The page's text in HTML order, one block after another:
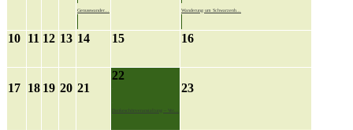
Genusswander... Wanderung um Schwarzenb...
10 11 12 13 14 15 16
17 18 19 20 21
22
Dankeschönveranstaltung – Ver...
23